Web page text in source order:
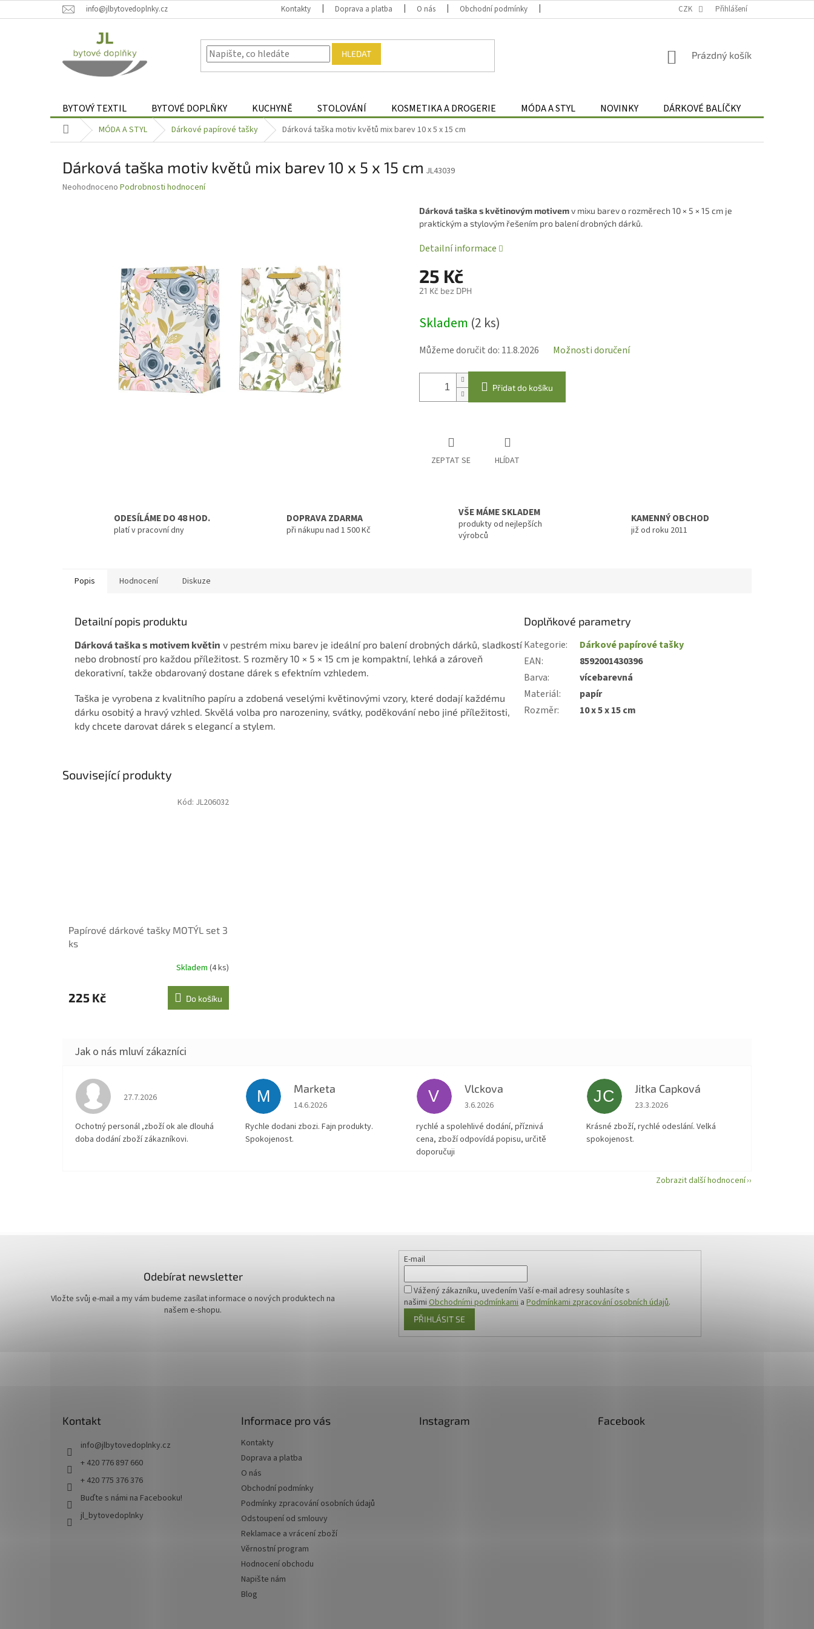
na
info@jlbytovedoplnky.cz Kontakty Doprava a platba O nás Obchodní podmínky Odstoupení od smlouvy
CZK Přihlášení
HLEDAT
NÁKUPNÍ
Prázdný košík
BYTOVÝ TEXTIL BYTOVÉ DOPLŇKY KUCHYNĚ STOLOVÁNÍ KOSMETIKA A DROGERIE MÓDA A STYL NOVINKY DÁRKOVÉ BALÍČKY
Domů MÓDA A STYL Dárkové papírové tašky Dárková taška motiv květů mix barev 10 x 5 x 15 cm
Dárková taška motiv květů mix barev 10 x 5 x 15 cm JL43039
Průměrné
Neohodnoceno Podrobnosti hodnocení
25 Kč
21 Kč bez DPH
cena:
Skladem (2 ks)
Můžeme doručit do: 11.8.2026 Možnosti doručení
Přidat do košíku
Dárková taška s květinovým motivemv mixu barev o rozměrech 10 × 5 × 15 cm je
praktickým a stylovým řešením pro balení drobných dárků.
Detailní informace
ZEPTAT SE HLÍDAT
ODESÍLÁME DO 48 HOD.
platí v pracovní dny
DOPRAVA ZDARMA
při nákupu nad 1 500 Kč
VŠE MÁME SKLADEM
produkty od nejlepších
výrobců
KAMENNÝ OBCHOD
již od roku 2011
Popis Hodnocení Diskuze
Detailní popis produktu
Dárková taška s motivem květin v pestrém mixu barev je ideální pro balení drobných dárků, sladkostí
nebo drobností pro každou příležitost. S rozměry 10 × 5 × 15 cm je kompaktní, lehká a zároveň
dekorativní, takže obdarovaný dostane dárek s efektním vzhledem.
Taška je vyrobena z kvalitního papíru a zdobená veselými květinovými vzory, které dodají každému
dárku osobitý a hravý vzhled. Skvělá volba pro narozeniny, svátky, poděkování nebo jiné příležitosti,
kdy chcete darovat dárek s elegancí a stylem.
Doplňkové parametry
Kategorie:
Dárkové papírové tašky
EAN:
8592001430396
Barva:
vícebarevná
Materiál:
papír
Rozměr: 10 x 5 x 15 cm
Související produkty
Papírové dárkové tašky MOTÝL set 3
ks
Skladem (4 ks)
225 Kč Do košíku
Kód: JL206032
Hodnocení obchodu je 4 z 5 hvězdiček.
27.7.2026
Ochotný personál ,zboží ok ale dlouhá
doba dodání zboží zákazníkovi.
M Marketa
Hodnocení obchodu je 5 z 5 hvězdiček.
14.6.2026
Rychle dodani zbozi. Fajn produkty.
Spokojenost.
V Vlckova
Hodnocení obchodu je 5 z 5 hvězdiček.
3.6.2026
rychlé a spolehlivé dodání, příznivá
cena, zboží odpovídá popisu, určitě
doporučuji
JC Jitka Capková
Hodnocení obchodu je 5 z 5 hvězdiček.
23.3.2026
Krásné zboží, rychlé odeslání. Velká
spokojenost.
Zobrazit další hodnocení
Odebírat newsletter
Vložte svůj e-mail a my vám budeme zasílat informace o nových produktech na
našem e-shopu.
E-mail
Vážený zákazníku, uvedením Vaší e-mail adresy souhlasíte s
našimiObchodními podmínkami aPodmínkami zpracování osobních údajů.
PŘIHLÁSIT SE
Kontakt
info@jlbytovedoplnky.cz
+ 420 776 897 660
+ 420 775 376 376
Buďte s námi na Facebooku!
jl_bytovedoplnky
Informace pro vás
Kontakty
Doprava a platba
O nás
Obchodní podmínky
Podmínky zpracování osobních údajů
Odstoupení od smlouvy
Reklamace a vrácení zboží
Věrnostní program
Hodnocení obchodu
Napište nám
Blog
Instagram Facebook